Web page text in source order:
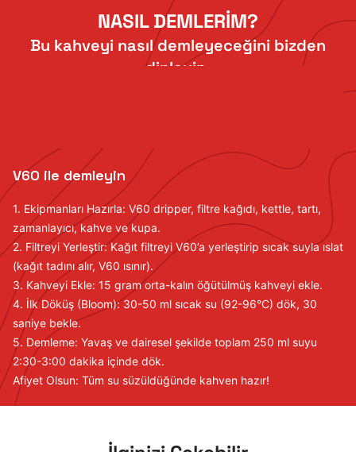
NASIL DEMLERİM?
Bu kahveyi nasıl demleyeceğini bizden
dinleyin.
V60 ile demleyin
1. Ekipmanları Hazırla: V60 dripper, filtre kağıdı, kettle, tartı,
zamanlayıcı, kahve ve kupa.
2. Filtreyi Yerleştir: Kağıt filtreyi V60’a yerleştirip sıcak suyla ıslat
(kağıt tadını alır, V60 ısınır).
3. Kahveyi Ekle: 15 gram orta-kalın öğütülmüş kahveyi ekle.
4. İlk Döküş (Bloom): 30-50 ml sıcak su (92-96°C) dök, 30
saniye bekle.
5. Demleme: Yavaş ve dairesel şekilde toplam 250 ml suyu
2:30-3:00 dakika içinde dök.
Afiyet Olsun: Tüm su süzüldüğünde kahven hazır!